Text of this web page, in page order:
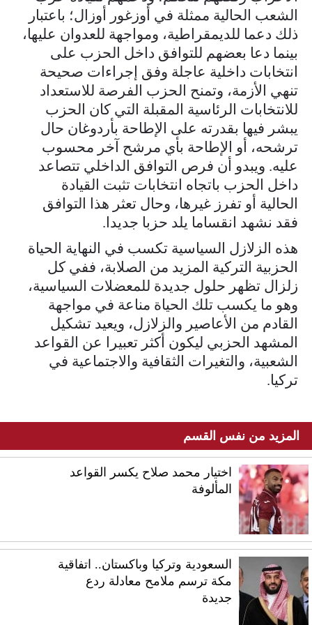
الشعب الحالية ممثلة في أوزغور أوزال؛ باعتبار
ذلك دعما للديمقراطية، ومواجهة للعدوان عليها،
بينما دعا بعضهم للتوافق داخل الحزب على
انتخابات داخلية عاجلة وفق إجراءات صحيحة
تنهي الأزمة، وتمنح الحزب الفرصة للاستعداد
للانتخابات الرئاسية المقبلة التي كان الحزب
يبشر فيها بقدرته على الإطاحة بأردوغان حال
ترشحه، أو الإطاحة بأي مرشح آخر محسوب
عليه. ويبدو أن فرص التوافق الداخلي تتصاعد
داخل الحزب باتجاه انتخابات تثبت القيادة
الحالية أو تفرز غيرها، وحال تعثر هذا التوافق
فقد نشهد انقساما يلد حزبا جديدا.
هذه الزلازل السياسية تكسب في النهاية الحياة
الحزبية التركية المزيد من الصلابة، ففي كل
زلزال تظهر حلول جديدة للمعضلات السياسية،
وهو ما يكسب تلك الحياة مناعة في مواجهة
القادم من الأعاصير والزلازل، ويعيد تشكيل
المشهد الحزبي ليكون أكثر تعبيرا عن القواعد
الشعبية، والتغيرات الثقافية والاجتماعية في
تركيا.
المزيد من نفس القسم
اختيار محمد صلاح يكسر القواعد
المألوفة
السعودية وتركيا وباكستان.. اتفاقية
مكة ترسم ملامح معادلة ردع
جديدة